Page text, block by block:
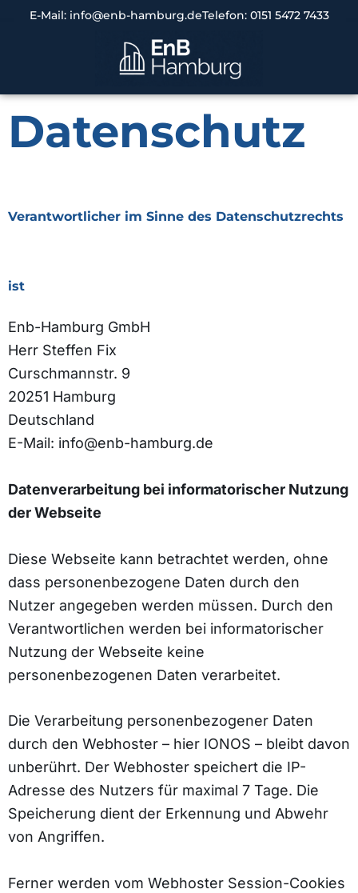
E-Mail: info@enb-hamburg.deTelefon: 0151 5472 7433
Datenschutz
Verantwortlicher im Sinne des Datenschutzrechts
ist
Enb-Hamburg GmbH
Herr Steffen Fix
Curschmannstr. 9
20251 Hamburg
Deutschland
E-Mail: info@enb-hamburg.de
Datenverarbeitung bei informatorischer Nutzung
der Webseite
Diese Webseite kann betrachtet werden, ohne
dass personenbezogene Daten durch den
Nutzer angegeben werden müssen. Durch den
Verantwortlichen werden bei informatorischer
Nutzung der Webseite keine
personenbezogenen Daten verarbeitet.
Die Verarbeitung personenbezogener Daten
durch den Webhoster – hier IONOS – bleibt davon
unberührt. Der Webhoster speichert die IP-
Adresse des Nutzers für maximal 7 Tage. Die
Speicherung dient der Erkennung und Abwehr
von Angriffen.
Ferner werden vom Webhoster Session-Cookies